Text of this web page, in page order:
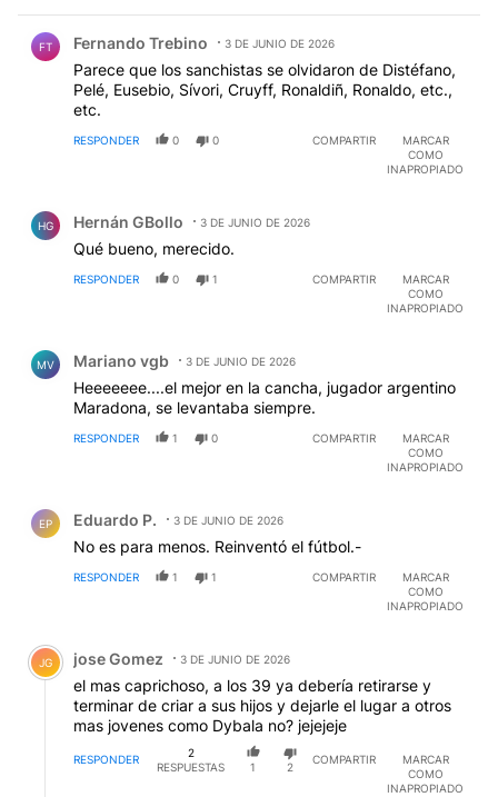
FT Fernando Trebino 3 DE JUNIO DE 2026
Parece que los sanchistas se olvidaron de Distéfano,
Pelé, Eusebio, Sívori, Cruyff, Ronaldiñ, Ronaldo, etc.,
etc.
RESPONDER 0 0 COMPARTIR
MARCAR
COMO
INAPROPIADO
HG Hernán GBollo 3 DE JUNIO DE 2026
Qué bueno, merecido.
RESPONDER 0 1 COMPARTIR
MARCAR
COMO
INAPROPIADO
MV Mariano vgb 3 DE JUNIO DE 2026
Heeeeeee....el mejor en la cancha, jugador argentino
Maradona, se levantaba siempre.
RESPONDER 1 0 COMPARTIR
MARCAR
COMO
INAPROPIADO
EP Eduardo P. 3 DE JUNIO DE 2026
No es para menos. Reinventó el fútbol.-
RESPONDER 1 1 COMPARTIR
MARCAR
COMO
INAPROPIADO
Comentario de jose Gomez.
JG jose Gomez 3 DE JUNIO DE 2026
el mas caprichoso, a los 39 ya debería retirarse y
terminar de criar a sus hijos y dejarle el lugar a otros
mas jovenes como Dybala no? jejejeje
RESPONDER
2
RESPUESTAS
1 2
COMPARTIR
MARCAR
COMO
INAPROPIADO